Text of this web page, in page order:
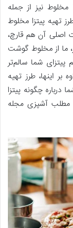
مخلوط نیز از جمله
تهیه پیتزا مخلوط
اصلی آن هم قارچ،
ما از مخلوط گوشت
شما سالم‌تر
اینها، طرز تهیه
درباره چگونه پیتزا
مطلب آشپزی مجله